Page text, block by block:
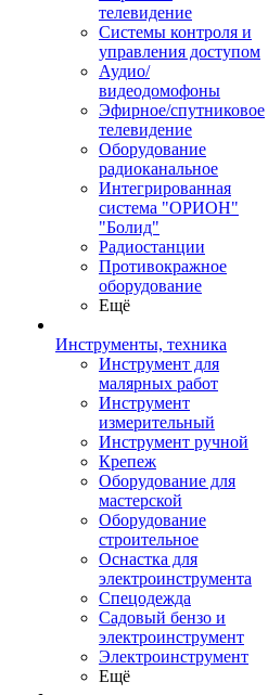
телевидение
Системы контроля и
управления доступом
Аудио/
видеодомофоны
Эфирное/спутниковое
телевидение
Оборудование
радиоканальное
Интегрированная
система "ОРИОН"
"Болид"
Радиостанции
Противокражное
оборудование
Ещё
Инструменты, техника
Инструмент для
малярных работ
Инструмент
измерительный
Инструмент ручной
Крепеж
Оборудование для
мастерской
Оборудование
строительное
Оснастка для
электроинструмента
Спецодежда
Садовый бензо и
электроинструмент
Электроинструмент
Ещё